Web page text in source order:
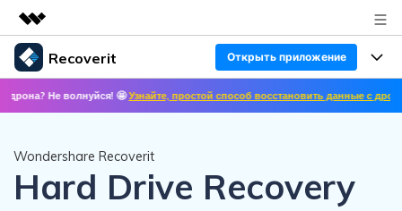
Рекомендуемые продукты
Цифровая креативность AIGC
Бизнес
Обзор
Решения
Recoverit Открыть приложение
Продукты
Восстановление фото/видео/аудио
Особенности
Восстановление медиафайлов
волнуйся! 🤩Узнайте, простой способ восстановить данные с дронов! ✨ >>
Wondershare Recoverit
Hard Drive Recovery